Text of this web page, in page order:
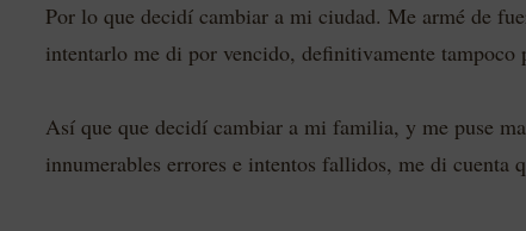
Por lo que decidí cambiar a mi ciudad. Me armé de
intentarlo me di por vencido, definitivamente tampoco
Así que que decidí cambiar a mi familia, y me puse
innumerables errores e intentos fallidos, me di cuenta